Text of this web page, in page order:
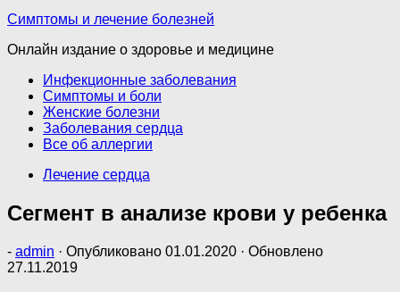
Симптомы и лечение болезней
Онлайн издание о здоровье и медицине
Инфекционные заболевания
Симптомы и боли
Женские болезни
Заболевания сердца
Все об аллергии
Лечение сердца
Сегмент в анализе крови у ребенка
- admin · Опубликовано 01.01.2020 · Обновлено
27.11.2019